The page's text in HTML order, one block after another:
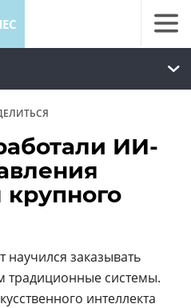
ИИ-
научился заказывать
традиционные системы.
интеллекта